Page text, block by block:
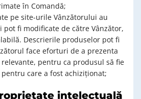
în Comandă;
pe site-urile Vânzătorului au
fi modificate de către Vânzător,
Descrierile produselor pot fi
face eforturi de a prezenta
pentru ca produsul să fie
care a fost achiziționat;
intelectuală